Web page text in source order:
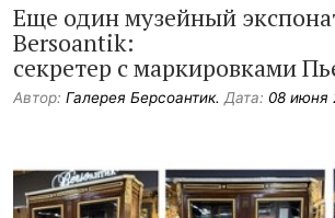
Еще один музейный
Bersoantik:
секретер с маркировками
Автор: Галерея Берсоантик. Дата: 08 июня